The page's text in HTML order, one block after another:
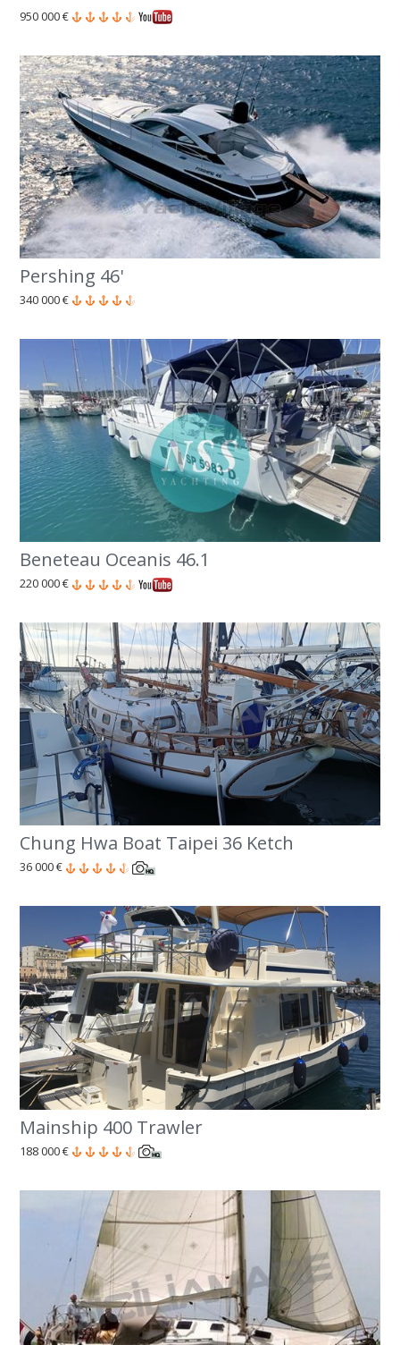
950 000 €
Pershing 46'
340 000 €
Beneteau Oceanis 46.1
220 000 €
Chung Hwa Boat Taipei 36 Ketch
36 000 €
Mainship 400 Trawler
188 000 €